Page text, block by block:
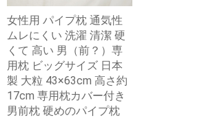
女性用 パイプ枕 通気性
ムレにくい 洗濯 清潔 硬
くて 高い 男（前？）専
用枕 ビッグサイズ 日本
製 大粒 43×63cm 高さ約
17cm 専用枕カバー付き
男前枕 硬めのパイプ枕